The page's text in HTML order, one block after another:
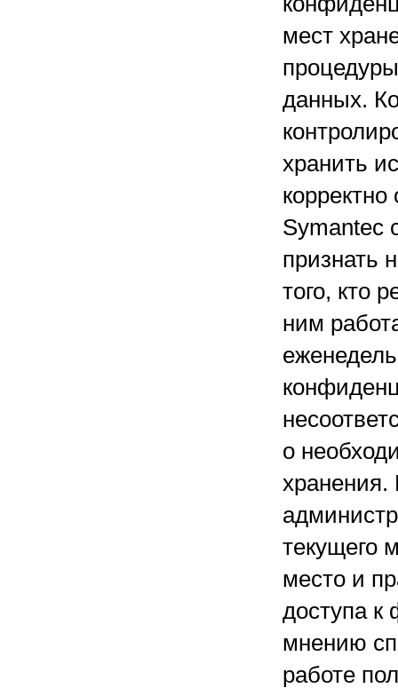
мест
данных.
хранить
Symantec
признать
того, кто
ним
о
хранения.
текущего
место и
доступа к
мнению
работе